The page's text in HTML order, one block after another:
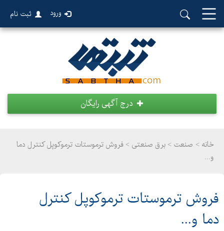
ورود ثبت نام
درج آگهی رایگان
خانه > صنعت > برق صنعتی > فروش ترموستات ترموکوپل کنترل دما
و...
فروش ترموستات ترموکوپل کنترل
دما و...